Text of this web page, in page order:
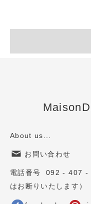
About us...
お問い合わせ
電話番号 092 - 407 -
はお断りいたします）